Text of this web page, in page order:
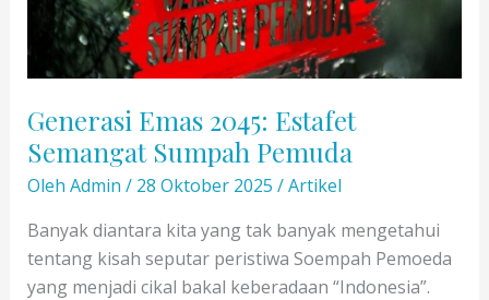
Generasi Emas 2045: Estafet
Semangat Sumpah Pemuda
Oleh Admin / 28 Oktober 2025 /Artikel
Banyak diantara kita yang tak banyak mengetahui
tentang kisah seputar peristiwa Soempah Pemoeda
yang menjadi cikal bakal keberadaan “Indonesia”.